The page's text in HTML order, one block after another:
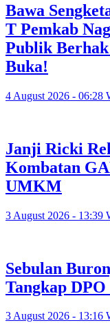
Bawa
T Pemkab
Publik
Buka!
4 August 2026 - 06:28
Janji Ricki
Kombatan
UMKM
3 August 2026 - 13:39
Sebulan
Tangkap
3 August 2026 - 13:16